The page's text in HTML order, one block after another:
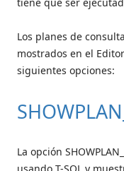
Los planes de
mostrados en el
siguientes opciones:
La opción